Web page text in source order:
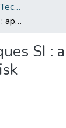
CEDoc - Sciences des Technologies de l’Information et de l’Ingénieur
Gestion des risques SI : approche par la value at risk
SI :